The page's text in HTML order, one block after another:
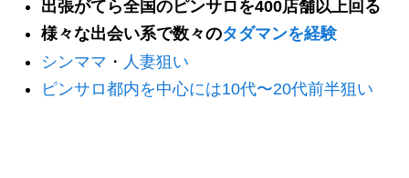
出張がてら全国のピンサロを400店舗以上回る
様々な出会い系で数々のタダマンを経験
シンママ ・ 人妻狙い
ピンサロ都内を中心には10代〜20代前半狙い